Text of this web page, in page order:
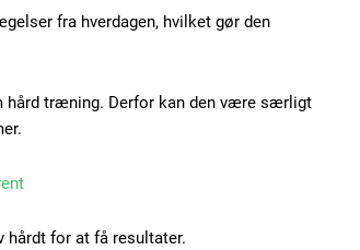
fra hverdagen, hvilket gør den
hård træning. Derfor kan den være særligt
hårdt for at få resultater.